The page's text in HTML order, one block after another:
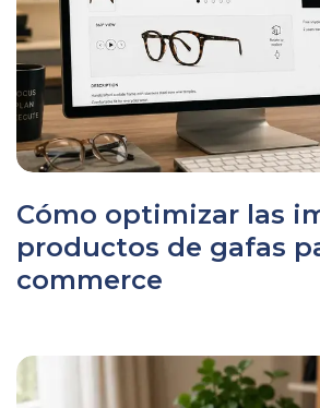
Cómo optimizar las
productos de gafas
commerce